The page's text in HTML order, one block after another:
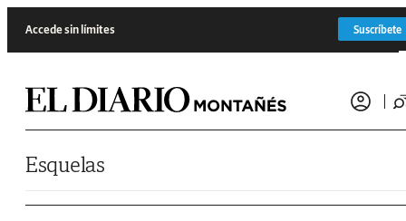
Accede sin límites Suscríbete
Esquelas